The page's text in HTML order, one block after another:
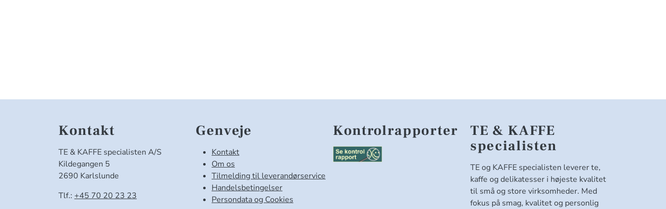
Kontakt
TE & KAFFE specialisten A/S
Kildegangen 5
2690 Karlslunde
Tlf.: +45 70 20 23 23
Genveje
Kontakt
Om os
Tilmelding til leverandørservice
Handelsbetingelser
Persondata og Cookies
Kontrolrapporter
TE & KAFFE
specialisten
TE og KAFFE specialisten leverer te,
kaffe og delikatesser i højeste kvalitet
til små og store virksomheder. Med
fokus på smag, kvalitet og personlig